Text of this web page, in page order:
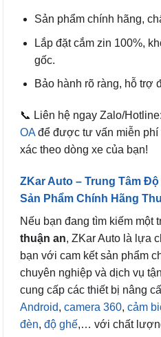
Sản phẩm chính hãng,
Lắp đặt cắm zin 100%,
gốc.
Bảo hành rõ ràng, hỗ trợ
📞 Liên hệ ngay Zalo/
OA để được tư vấn miễn phí
xác theo dòng xe của bạn!
ZKar Auto – Trung Tâm
Sản Phẩm Chính Hãng
Nếu bạn đang tìm kiếm một
thuận an, ZKar Auto là lựa
bạn với cam kết sản phẩm
chuyên nghiệp và dịch vụ
cung cấp các thiết bị nâng
Android, camera 360, cảm
đèn, độ ghế,… với chất